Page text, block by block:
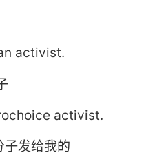
activist.
activist.
子发给我的